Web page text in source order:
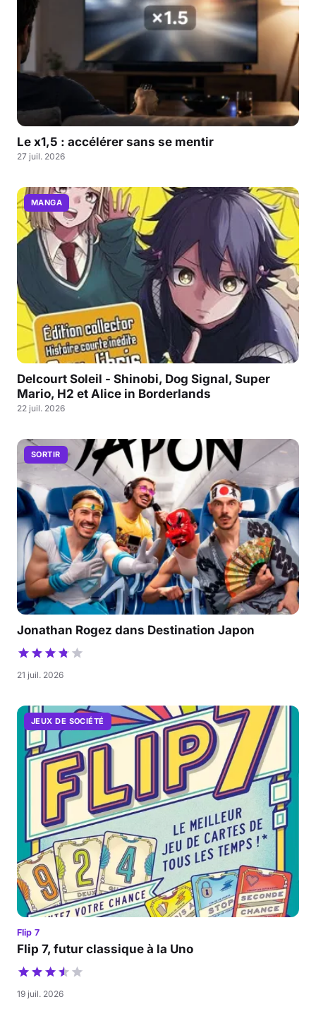
Le x1,5 : accélérer sans se mentir
27 juil. 2026
MANGA
Delcourt Soleil - Shinobi, Dog Signal, Super
Mario, H2 et Alice in Borderlands
22 juil. 2026
SORTIR
Jonathan Rogez dans Destination Japon
21 juil. 2026
JEUX DE SOCIÉTÉ
Flip 7
Flip 7, futur classique à la Uno
19 juil. 2026